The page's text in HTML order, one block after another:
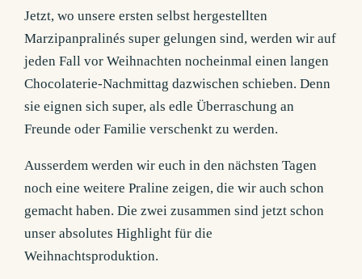
Jetzt, wo unsere ersten selbst hergestellten
Marzipanpralinés super gelungen sind, werden wir auf
jeden Fall vor Weihnachten nocheinmal einen langen
Chocolaterie-Nachmittag dazwischen schieben. Denn
sie eignen sich super, als edle Überraschung an
Freunde oder Familie verschenkt zu werden.
Ausserdem werden wir euch in den nächsten Tagen
noch eine weitere Praline zeigen, die wir auch schon
gemacht haben. Die zwei zusammen sind jetzt schon
unser absolutes Highlight für die
Weihnachtsproduktion.